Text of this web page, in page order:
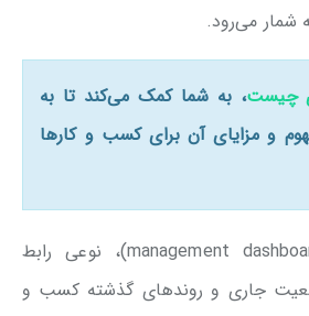
می‌رود.
چیست، به شما کمک می‌کند تا به
و مزایای آن برای کسب و کارها
داشبورد مدیریتی (management dashboard)، نوعی رابط
جاری و روندهای گذشته کسب و